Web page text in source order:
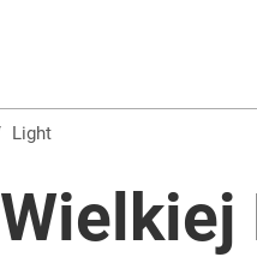
do Tuska, doszło do
Light